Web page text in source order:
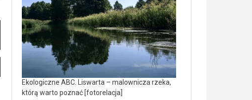
Ekologiczne ABC. Liswarta – malownicza rzeka,
którą warto poznać [fotorelacja]